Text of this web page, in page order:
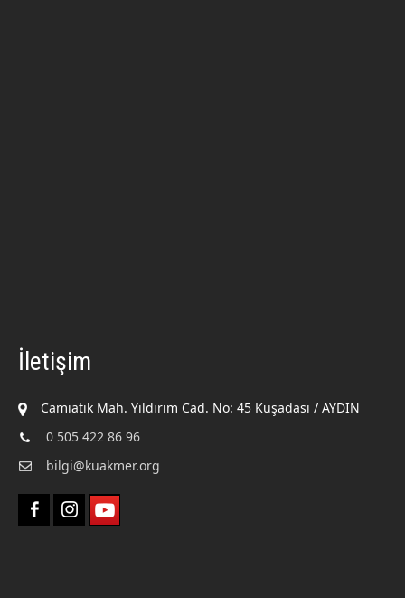
İletişim
Camiatik Mah. Yıldırım Cad. No: 45 Kuşadası / AYDIN
0 505 422 86 96
bilgi@kuakmer.org